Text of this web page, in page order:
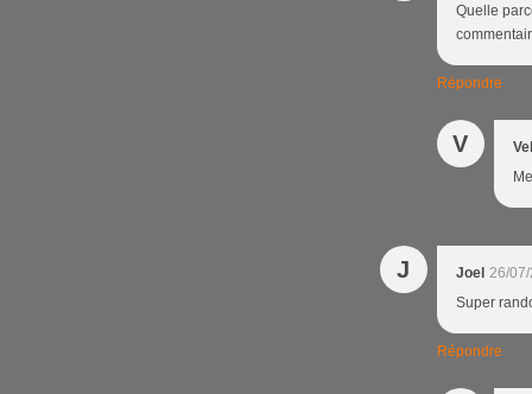
Quelle
Répondre
V
J Joel 26/
Super
Répondre